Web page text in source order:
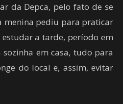
da Depca, pelo fato de se
menina pediu para praticar
a tarde, período em
em casa, tudo para
do local e, assim, evitar